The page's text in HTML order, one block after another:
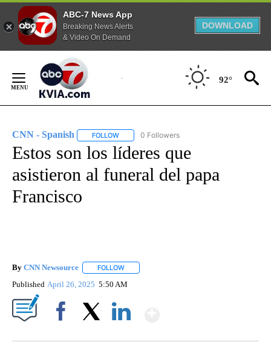
ABC-7 News App
Breaking News Alerts
& Video On Demand
DOWNLOAD
Content
92°
CNN - Spanish FOLLOW FOLLOW "CNN - SPANISH" TO RECEIVE
0 Followers
Estos son los líderes que
asistieron al funeral del papa
Francisco
By CNN Newsource FOLLOW
Published April 26, 2025 5:50 AM